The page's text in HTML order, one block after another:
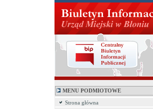
MENU PODMIOTOWE
Strona główna